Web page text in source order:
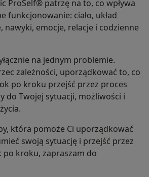
ProSelf® patrzę na to, co wpływa
funkcjonowanie: ciało, układ
nawyki, emocje, relacje i codzienne
na jednym problemie.
zależności, uporządkować to, co
po kroku przejść przez proces
do Twojej sytuacji, możliwości i
która pomoże Ci uporządkować
swoją sytuację i przejść przez
kroku, zapraszam do